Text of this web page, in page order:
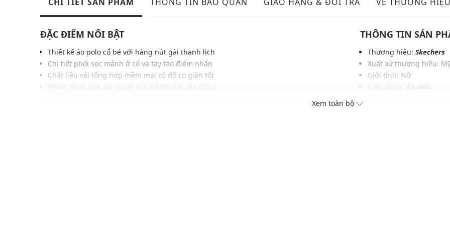
ĐẶC ĐIỂM NỔI BẬT
Thiết kế áo polo cổ bẻ với hàng nút gài thanh lịch
Chi tiết phối sọc mảnh ở cổ và tay tạo điểm nhấn
Chất liệu vải tổng hợp mềm mại có độ co giãn tốt
THÔNG TIN SẢN
Thương hiệu: Skechers
Xuất xứ thương hiệu:
Giới tính: Nữ
Xem toàn bộ